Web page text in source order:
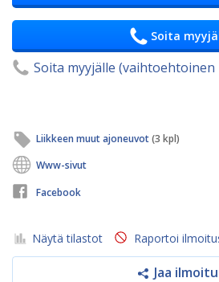
Soita
Soita myyjälle
Liikkeen muut ajoneuvot(3 kpl)
Www-sivut
Facebook
Näytä tilastot Raportoi
Jaa